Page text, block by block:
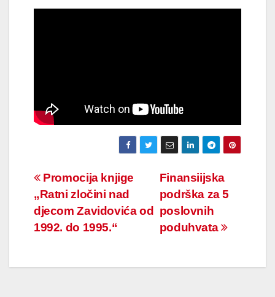
Navigacija
članaka
Finansiijska
podrška za 5
poslovnih
poduhvata
Promocija knjige
„Ratni zločini nad
djecom Zavidovića od
1992. do 1995.“